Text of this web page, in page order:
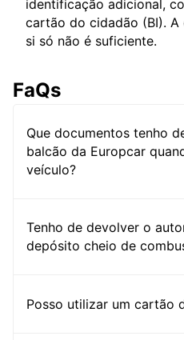
identificação adicional,
cartão do cidadão (BI).
si só não é suficiente.
FaQs
Que documentos tenho
balcão da Europcar
veículo?
Tenho de devolver o
depósito cheio de
Posso utilizar um cartão